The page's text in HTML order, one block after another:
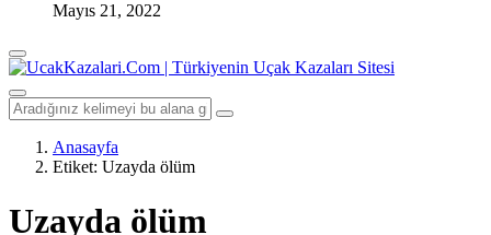
Mayıs 21, 2022
Anasayfa
Etiket: Uzayda ölüm
Uzayda ölüm